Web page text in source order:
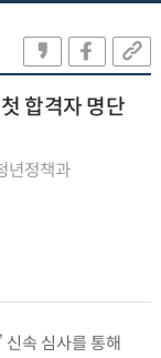
합격자 명단
년정책과
신속 심사를 통해